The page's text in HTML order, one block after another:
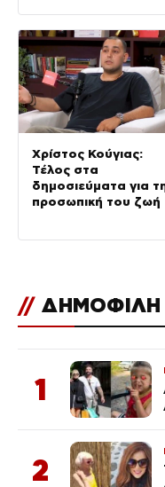
Χρίστος Κούγιας:
Τέλος στα
δημοσιεύματα για
προσωπική του ζωή
// ΔΗΜΟΦΙΛΗ
1
2